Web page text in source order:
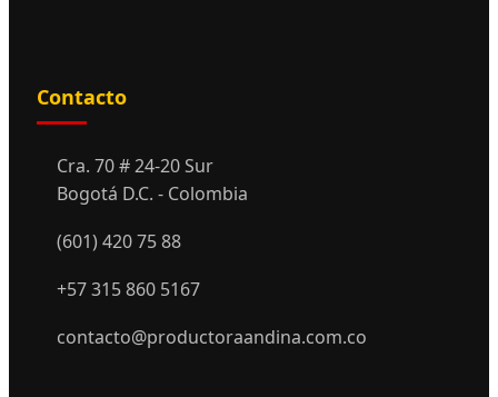
Contacto
Cra. 70 # 24-20 Sur
Bogotá D.C. - Colombia
(601) 420 75 88
+57 315 860 5167
contacto@productoraandina.com.co